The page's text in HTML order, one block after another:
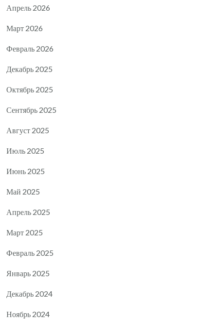
Апрель 2026
Март 2026
Февраль 2026
Декабрь 2025
Октябрь 2025
Сентябрь 2025
Август 2025
Июль 2025
Июнь 2025
Май 2025
Апрель 2025
Март 2025
Февраль 2025
Январь 2025
Декабрь 2024
Ноябрь 2024